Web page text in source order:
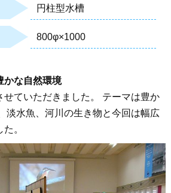
円柱型水槽
800φ×1000
かな自然環境
せていただきました。 テーマは豊か
淡水魚、河川の生き物と今回は幅広
た。